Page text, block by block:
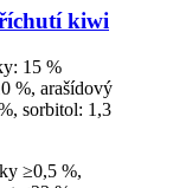
kiwi
15 %
%, arašídový
sorbitol: 1,3
≥0,5 %,